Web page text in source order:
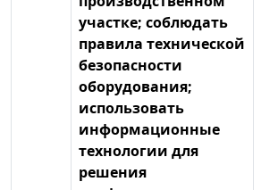
участке; соблюдать
правила технической
безопасности
оборудования;
использовать
информационные
технологии для
решения